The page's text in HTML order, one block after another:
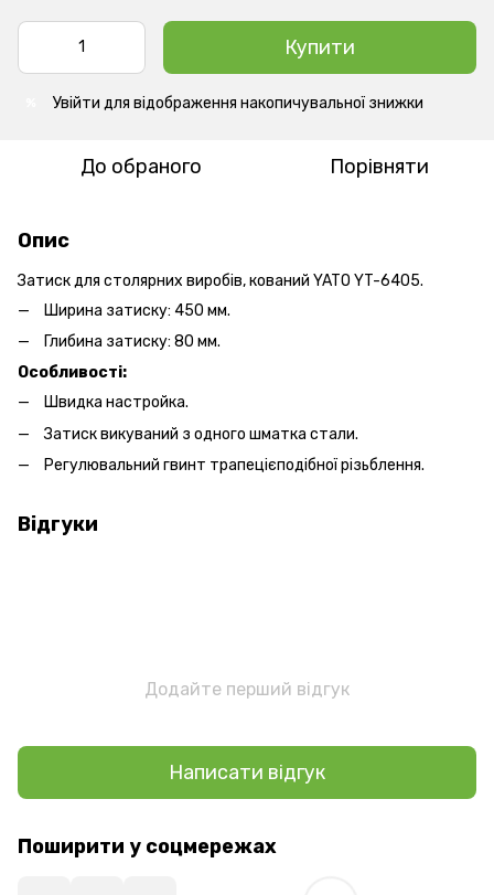
Купити
Увійти для відображення накопичувальної знижки
До обраного Порівняти
Опис
Затиск для столярних виробів, кований YATO YT-6405.
Ширина затиску: 450 мм.
Глибина затиску: 80 мм.
Особливості:
Швидка настройка.
Затиск викуваний з одного шматка стали.
Регулювальний гвинт трапецієподібної різьблення.
Відгуки
Додайте перший відгук
Написати відгук
Поширити у соцмережах